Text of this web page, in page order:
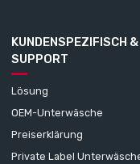
KUNDENSPEZIFISCH &
SUPPORT
Lösung
OEM-Unterwäsche
Preiserklärung
Private Label